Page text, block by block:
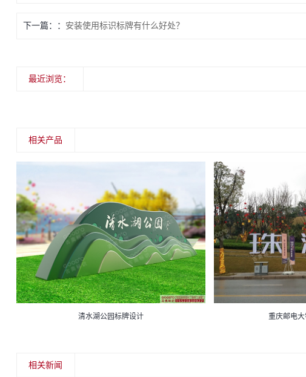
下一篇： 安装使用标识标牌有什么好处？
最近浏览：
相关产品
清水湖公园标牌设计 重庆邮电
相关新闻